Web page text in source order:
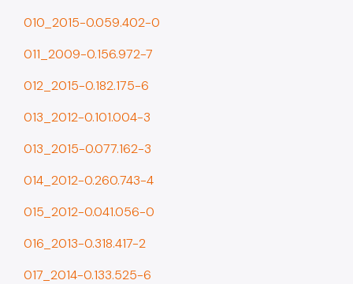
010_2015-0.059.402-0
011_2009-0.156.972-7
012_2015-0.182.175-6
013_2012-0.101.004-3
013_2015-0.077.162-3
014_2012-0.260.743-4
015_2012-0.041.056-0
016_2013-0.318.417-2
017_2014-0.133.525-6